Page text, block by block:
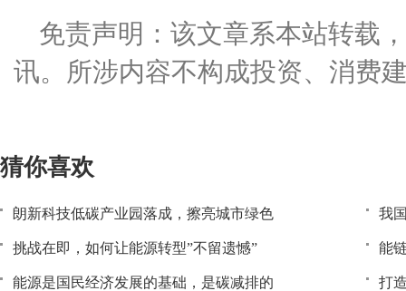
免责声明：该文章系本站转载
讯。所涉内容不构成投资、消费
猜你喜欢
朗新科技低碳产业园落成，擦亮城市绿色 我
挑战在即，如何让能源转型”不留遗憾” 能
能源是国民经济发展的基础，是碳减排的 打